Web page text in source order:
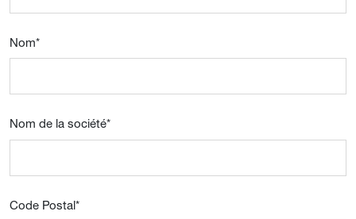
Nom*
Nom de la société*
Code Postal*